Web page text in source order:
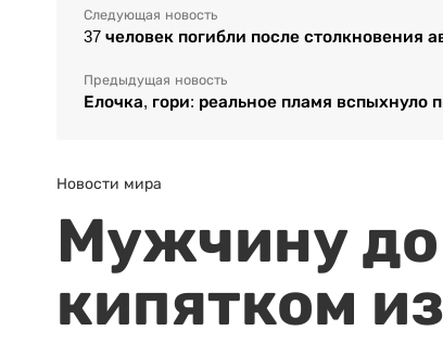
Следующая новость
37 человек погибли после столкновения
Предыдущая новость
Елочка, гори: реальное пламя
Новости мира
Мужчину до
кипятком